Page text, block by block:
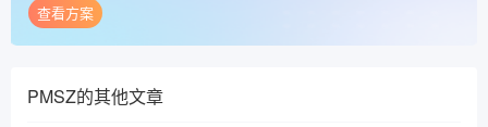
查看方案
PMSZ的其他文章